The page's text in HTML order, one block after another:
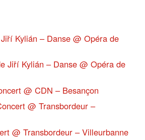
Kylián – Danse @ Opéra de
Jiří Kylián – Danse @ Opéra de
@ CDN – Besançon
@ Transbordeur –
@ Transbordeur – Villeurbanne